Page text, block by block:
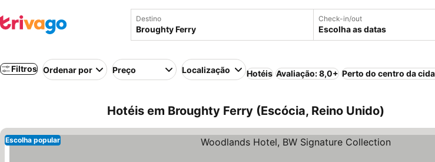
Destino Check-in/out
Escolha as datas
Filtros Ordenar por Preço Localização Hotéis Avaliação: 8,0+ Perto do centro da
Hotéis em Broughty Ferry (Escócia, Reino Unido)
Escolha popular